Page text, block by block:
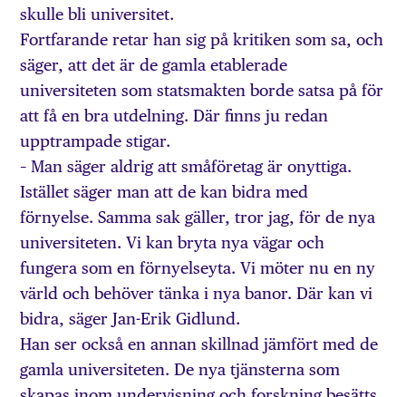
skulle bli universitet.
Fortfarande retar han sig på kritiken som sa, och
säger, att det är de gamla etablerade
universiteten som statsmakten borde satsa på för
att få en bra utdelning. Där finns ju redan
upptrampade stigar.
– Man säger aldrig att småföretag är onyttiga.
Istället säger man att de kan bidra med
förnyelse. Samma sak gäller, tror jag, för de nya
universiteten. Vi kan bryta nya vägar och
fungera som en förnyelseyta. Vi möter nu en ny
värld och behöver tänka i nya banor. Där kan vi
bidra, säger Jan-Erik Gidlund.
Han ser också en annan skillnad jämfört med de
gamla universiteten. De nya tjänsterna som